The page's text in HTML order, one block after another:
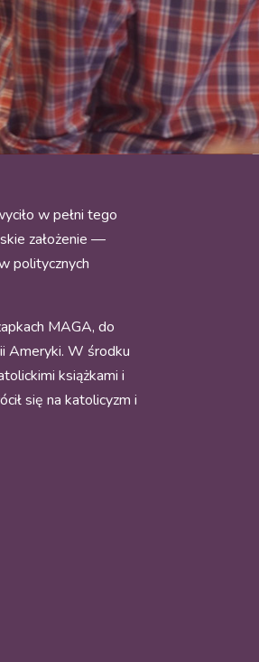
w pełni tego
założenie —
politycznych
MAGA, do
Ameryki. W środku
książkami i
się na katolicyzm i